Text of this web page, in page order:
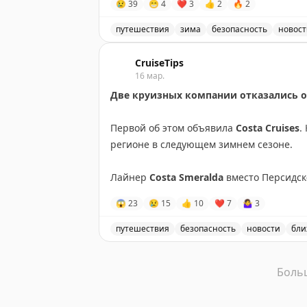
операционной неопределённостью.
Также круизный сезон 2025/2026
Celestyal Cruises
✈️ @ranarod
😢 39 😁 4 ❤ 3 👍 2 🔥 2
путешествия зима безопасность
CruiseTips
16 мар.
Две круизных компании отказались
Первой об этом объявила Costa Cruises.
регионе в следующем зимнем сезоне.
Лайнер Costa Smeralda вместо
Вскоре похожее решение приняла и
сезон в регионе.
Заодно отменены и перегонные круизы
😱 23 😢 15 👍 10 ❤ 7 🤷‍♀ 3
путешествия безопасность новости